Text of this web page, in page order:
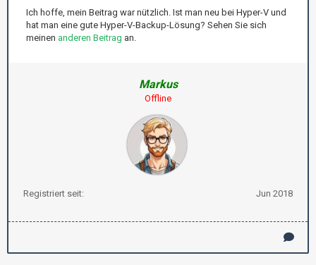
Ich hoffe, mein Beitrag war nützlich. Ist man neu bei Hyper-V und
hat man eine gute Hyper-V-Backup-Lösung? Sehen Sie sich
meinen anderen Beitrag an.
Markus
Offline
Registriert seit: Jun 2018